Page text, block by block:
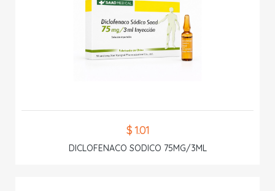
$ 1.01
DICLOFENACO SODICO 75MG/3ML